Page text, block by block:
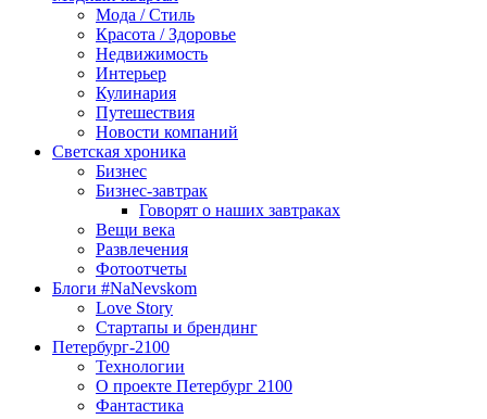
Мода / Стиль
Красота / Здоровье
Недвижимость
Интерьер
Кулинария
Путешествия
Новости компаний
Светская хроника
Бизнес
Бизнес-завтрак
Говорят о наших завтраках
Вещи века
Развлечения
Фотоотчеты
Блоги #NaNevskom
Love Story
Стартапы и брендинг
Петербург-2100
Технологии
О проекте Петербург 2100
Фантастика